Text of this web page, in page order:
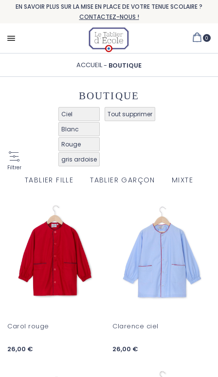
EN SAVOIR PLUS SUR LA MISE EN PLACE DE VOTRE TENUE SCOLAIRE ?
CONTACTEZ-NOUS !
0
ACCUEIL BOUTIQUE
BOUTIQUE
Ciel
Blanc
Rouge
gris ardoise
Tout supprimer
TABLIER FILLE TABLIER GARÇON MIXTE
Filtrer
Carol rouge
26,00 €
Clarence ciel
26,00 €